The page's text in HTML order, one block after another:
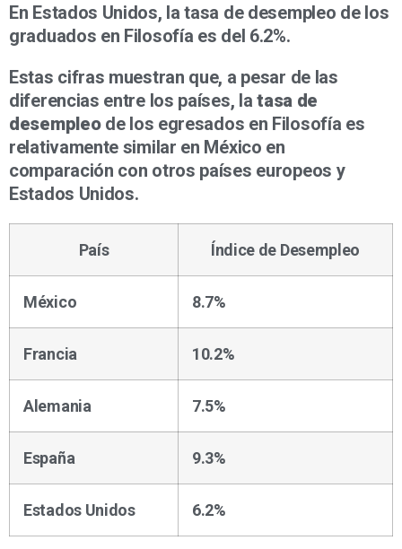
En Estados Unidos, la tasa de desempleo de los
graduados en Filosofía es del 6.2%.
Estas cifras muestran que, a pesar de las
diferencias entre los países, latasa de
desempleode los egresados en Filosofía es
relativamente similar en México en
comparación con otros países europeos y
Estados Unidos.
País Índice de Desempleo
México 8.7%
Francia 10.2%
Alemania 7.5%
España 9.3%
Estados Unidos 6.2%